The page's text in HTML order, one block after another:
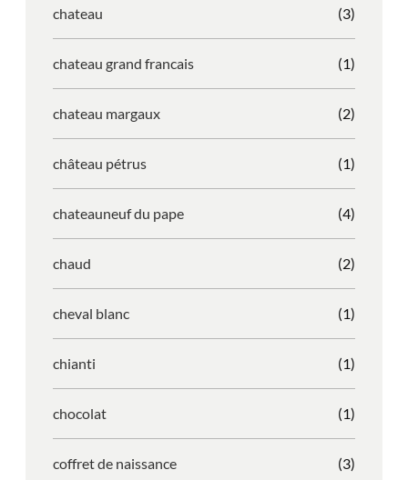
chateau (3)
chateau grand francais (1)
chateau margaux (2)
château pétrus (1)
chateauneuf du pape (4)
chaud (2)
cheval blanc (1)
chianti (1)
chocolat (1)
coffret de naissance (3)